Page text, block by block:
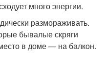
много энергии.
размораживать.
бывалые скряги
в доме — на балкон.